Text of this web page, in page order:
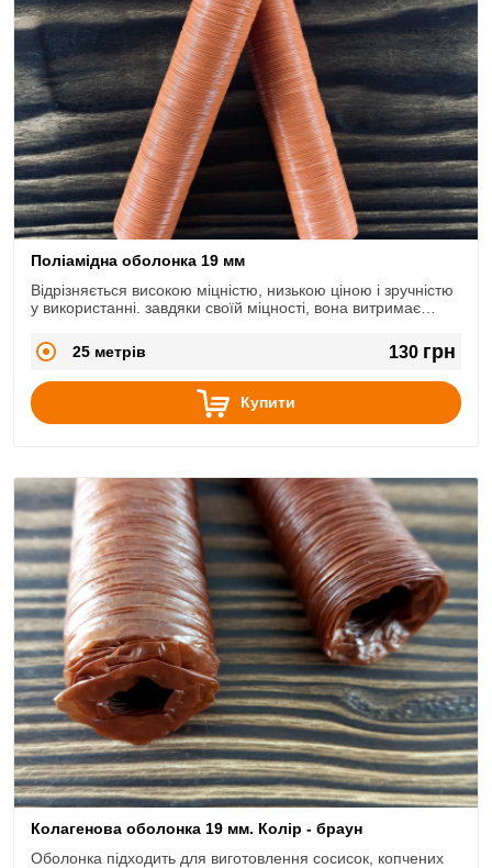
Поліамідна оболонка 19 мм
Відрізняється високою міцністю, низькою ціною і зручністю
у використанні. завдяки своїй міцності, вона витримає
популярною в м'ясопереробній промисловості.
25 метрів 130 грн
Купити
Колагенова оболонка 19 мм. Колір - браун
Оболонка підходить для виготовлення сосисок, копчених